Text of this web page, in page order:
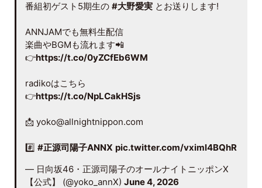
番組初ゲスト5期生の #大野愛実 とお送りします!
ANNJAMでも無料生配信
楽曲やBGMも流れます📲
👉https://t.co/0yZCfEb6WM
radikoはこちら
👉https://t.co/NpLCakHSjs
📩 yoko@allnightnippon.com
#️⃣ #正源司陽子ANNX pic.twitter.com/vximl4BQhR
— 日向坂46・正源司陽子のオールナイトニッポンX
【公式】 (@yoko_annX) June 4, 2026